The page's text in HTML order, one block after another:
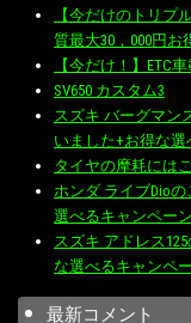
【今だけのトリプ
質最大30，000円お
【今だけ！】ETC
SV650 カスタム3
スズキ バーグマン
いました+お得な選
タイヤの摩耗には
ホンダ ライブDio
選べるキャンペー
スズキ アドレス
な選べるキャンペ
最新コメント